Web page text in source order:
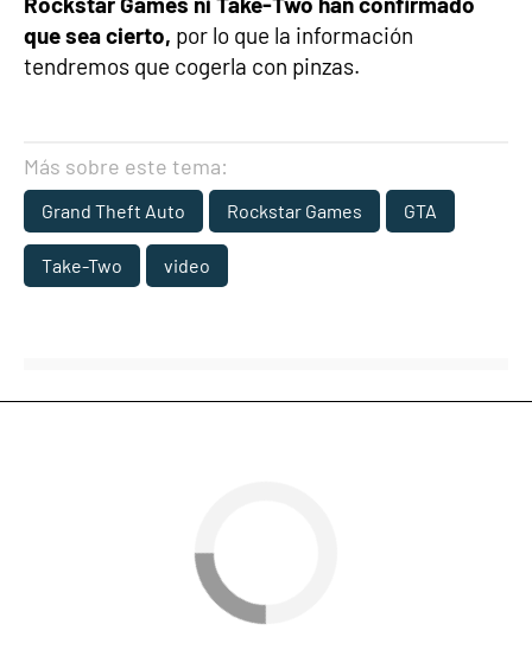
que sea cierto, por lo que la información
tendremos que cogerla con pinzas.
Más sobre este tema:
Grand Theft Auto Rockstar Games GTA
Take-Two video